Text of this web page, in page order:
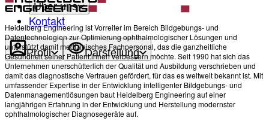
Über uns
Kontakt
Profil Darstellung
Heidelberg Engineering ist Vorreiter im Bereich Bildgebungs- und
Datentechnologien zur Optimierung ophthalmologischer Lösungen und
unterstützt damit medizinisches Fachpersonal, das die ganzheitliche
Gesundheit seiner Patient:innen verbessern möchte. Seit 1990 hat sich das
Unternehmen unerschütterlich der Qualität und Ausbildung verschrieben und
damit das diagnostische Vertrauen gefördert, für das es weltweit bekannt ist. Mit
umfassender Expertise in der Entwicklung intelligenter Bildgebungs- und
Datenmanagementlösungen baut Heidelberg Engineering auf einer
langjährigen Erfahrung in der Entwicklung und Herstellung modernster
ophthalmologischer Diagnosegeräte auf.